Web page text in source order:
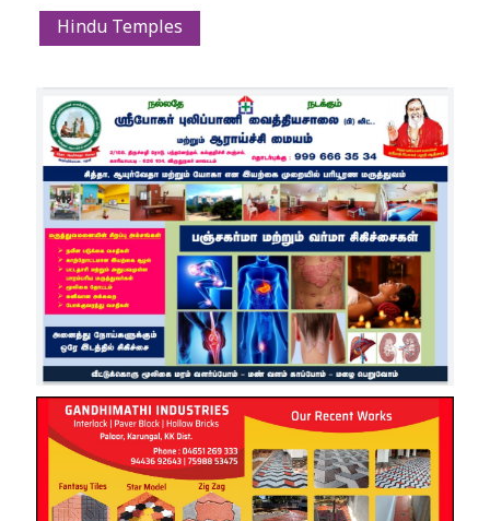
Hindu Temples